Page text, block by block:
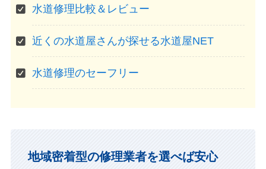
水道修理比較＆レビュー
近くの水道屋さんが探せる水道屋NET
水道修理のセーフリー
地域密着型の修理業者を選べば安心